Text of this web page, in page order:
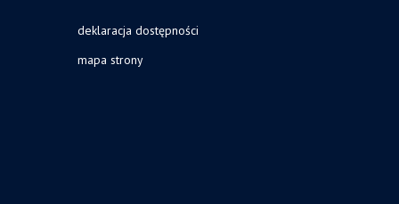
deklaracja dostępności
mapa strony